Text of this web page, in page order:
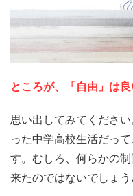
ところが、「自由」は
思い出してみてくださ
った中学高校生活だっ
す。むしろ、何らかの
来たのではないでしょう